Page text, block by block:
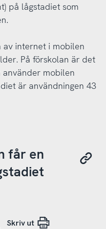
på lågstadiet som
av internet i mobilen
På förskolan är det
använder mobilen
är användningen 43
får en
Skriv ut